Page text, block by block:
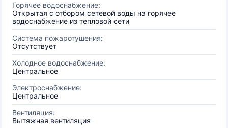
Горячее водоснабжение:
Открытая с отбором сетевой воды на горячее
водоснабжение из тепловой сети
Система пожаротушения:
Отсутствует
Холодное водоснабжение:
Центральное
Электроснабжение:
Центральное
Вентиляция:
Вытяжная вентиляция